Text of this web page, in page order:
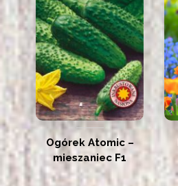
Ogórek Atomic –
mieszaniec F1